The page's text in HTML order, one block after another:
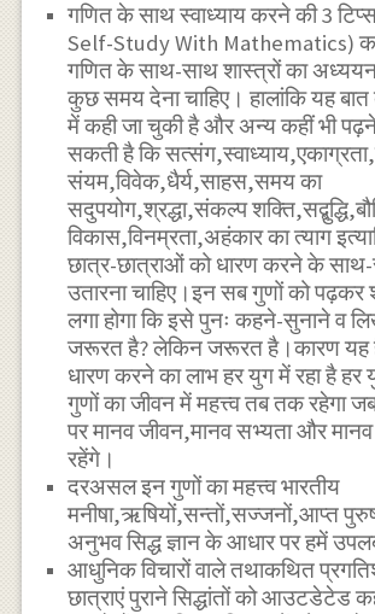
गणित के साथ स्वाध्याय करने की 3
Self-Study With Mathematics) का
गणित के साथ-साथ शास्त्रों का
कुछ समय देना चाहिए। हालांकि यह
में कही जा चुकी है और अन्य कहीं भी
सकती है कि
संयम,विवेक,धैर्य,साहस,समय का
सदुपयोग,श्रद्धा,संकल्प
विकास,विनम्रता,अहंकार का त्याग
छात्र-छात्राओं को धारण करने के
उतारना चाहिए।इन सब गुणों को
लगा होगा कि इसे पुनः कहने-सुनाने व
जरूरत है? लेकिन जरूरत है।कारण यह
धारण करने का लाभ हर युग में रहा है हर
गुणों का जीवन में महत्त्व तब तक रहेगा
पर मानव जीवन,मानव सभ्यता और
रहेंगे।
दरअसल इन गुणों का महत्त्व भारतीय
मनीषा,ऋषियों,सन्तों,सज्जनों,आप्त
अनुभव सिद्ध ज्ञान के आधार पर हमें
आधुनिक विचारों वाले तथाकथित
छात्राएं पुराने सिद्धांतों को आउटडेटेड